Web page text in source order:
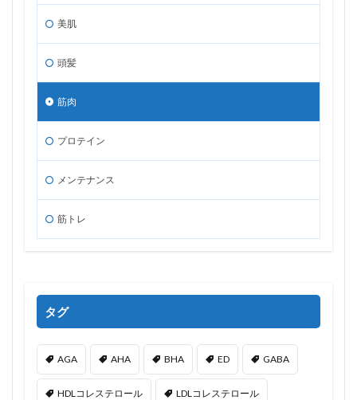
美肌
頭髪
筋肉
プロテイン
メンテナンス
筋トレ
タグ
AGA AHA BHA ED GABA
HDLコレステロール LDLコレステロール